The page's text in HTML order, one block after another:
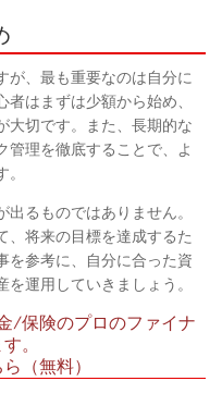
が、最も重要なのは自分に
はまずは少額から始め、
大切です。また、長期的な
管理を徹底することで、よ
るものではありません。
、将来の目標を達成するた
を参考に、自分に合った資
運用していきましょう。
/保険のプロのファイナ
。
（無料）